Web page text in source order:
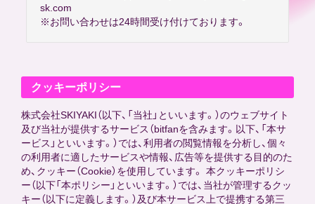
sk.com
※お問い合わせは24時間受け付けております。
クッキーポリシー
株式会社SKIYAKI（以下、「当社」といいます。）のウェブサイト
及び当社が提供するサービス（bitfanを含みます。以下、「本サ
ービス」といいます。）では、利用者の閲覧情報を分析し、個々
の利用者に適したサービスや情報、広告等を提供する目的のた
め、クッキー（Cookie）を使用しています。 本クッキーポリシ
ー（以下「本ポリシー」といいます。）では、当社が管理するクッ
キー（以下に定義します。）及び本サービス上で提携する第三